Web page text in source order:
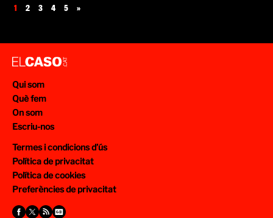
1 2 3 4 5 »
Qui som
Què fem
On som
Escriu-nos
Termes i condicions d’ús
Política de privacitat
Política de cookies
Preferències de privacitat